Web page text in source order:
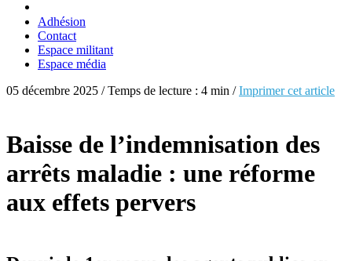
Adhésion
Contact
Espace militant
Espace média
05 décembre 2025 / Temps de lecture : 4 min /Imprimer cet article
Baisse de l’indemnisation des
arrêts maladie : une réforme
aux effets pervers